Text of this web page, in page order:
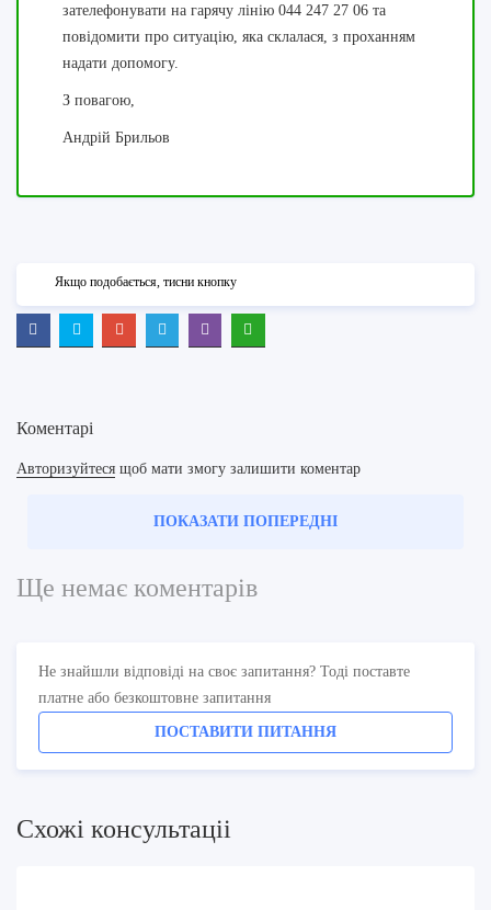
зателефонувати на гарячу лінію 044 247 27 06 та
повідомити про ситуацію, яка склалася, з проханням
надати допомогу.
З повагою,
Андрій Брильов
Якщо подобається, тисни кнопку
Коментарі
Авторизуйтеся щоб мати змогу залишити коментар
ПОКАЗАТИ ПОПЕРЕДНІ
Ще немає коментарів
Не знайшли відповіді на своє запитання? Тоді поставте
платне або безкоштовне запитання
ПОСТАВИТИ ПИТАННЯ
Схожi консультацii